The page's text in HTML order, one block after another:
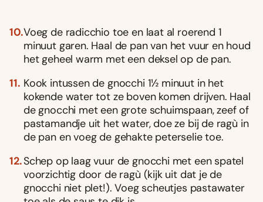
Voeg de radicchio toe en laat al roerend 1
minuut garen. Haal de pan van het vuur en houd
het geheel warm met een deksel op de pan.
Kook intussen de gnocchi 1½ minuut in het
kokende water tot ze boven komen drijven. Haal
de gnocchi met een grote schuimspaan, zeef of
pastamandje uit het water, doe ze bij de ragù in
de pan en voeg de gehakte peterselie toe.
Schep op laag vuur de gnocchi met een spatel
voorzichtig door de ragù (kijk uit dat je de
gnocchi niet plet!). Voeg scheutjes pastawater